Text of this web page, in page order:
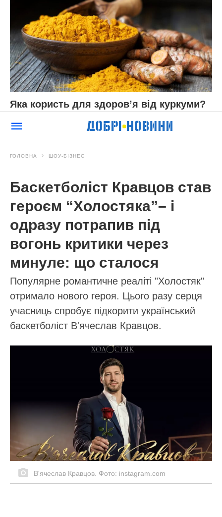
Яка користь для здоров’я від куркуми?